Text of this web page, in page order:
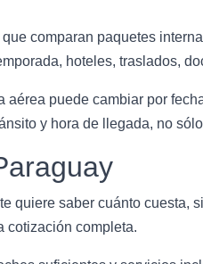
comparan paquetes
hoteles, traslados,
aérea puede cambiar por
y hora de llegada, no
quiere saber cuánto cuesta,
cotización completa.